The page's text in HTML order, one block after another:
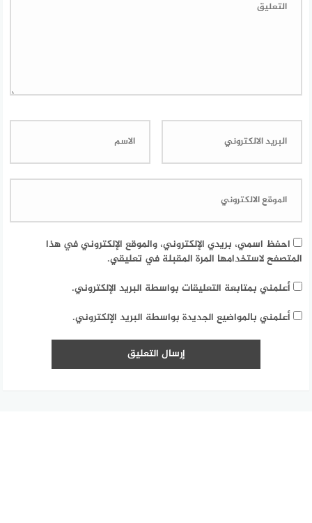
احفظ اسمي، بريدي الإلكتروني، والموقع الإلكتروني في هذا
المتصفح لاستخدامها المرة المقبلة في تعليقي.
أعلمني بمتابعة التعليقات بواسطة البريد الإلكتروني.
أعلمني بالمواضيع الجديدة بواسطة البريد الإلكتروني.